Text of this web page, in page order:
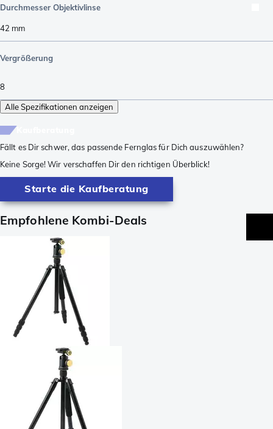
Durchmesser Objektivlinse
42 mm
Vergrößerung
8
Alle Spezifikationen anzeigen
Fällt es Dir schwer, das passende Fernglas für Dich auszuwählen?
Keine Sorge! Wir verschaffen Dir den richtigen Überblick!
Starte die Kaufberatung
Empfohlene Kombi-Deals